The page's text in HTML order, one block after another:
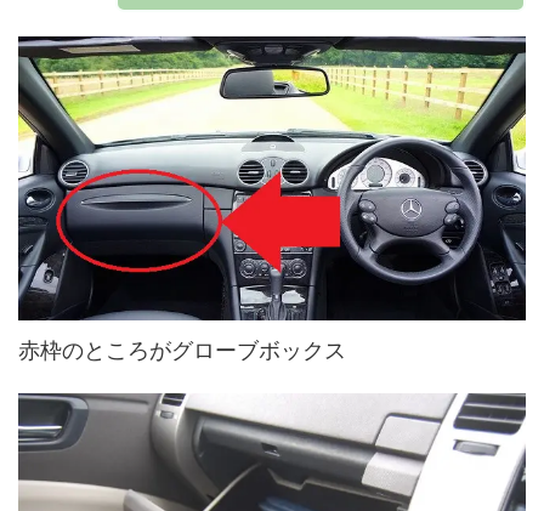
赤枠のところがグローブボックス